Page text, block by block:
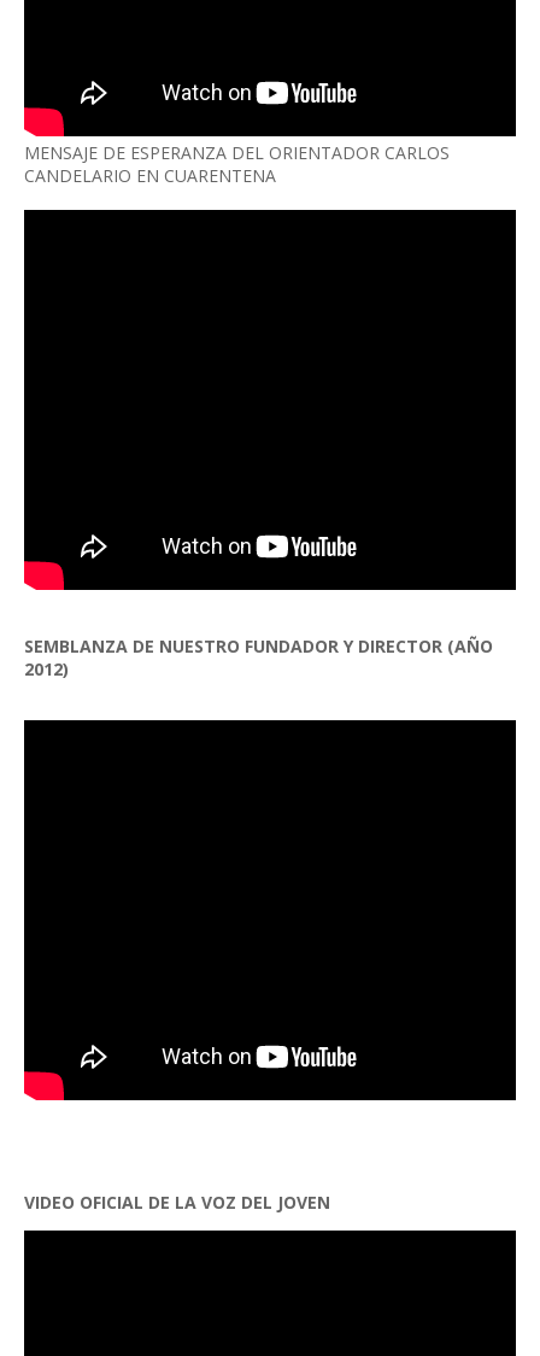
MENSAJE DE ESPERANZA DEL ORIENTADOR CARLOS
CANDELARIO EN CUARENTENA
SEMBLANZA DE NUESTRO FUNDADOR Y DIRECTOR (AÑO
2012)
VIDEO OFICIAL DE LA VOZ DEL JOVEN